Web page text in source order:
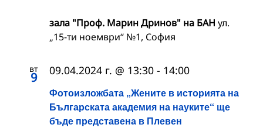
зала "Проф. Марин Дринов" на БАН ул.
„15-ти ноември“ №1, София
вт
9
Фотоизложбата „Жените в историята на
Българската академия на науките“ ще
бъде представена в Плевен
09.04.2024 г. @ 13:30 - 14:00